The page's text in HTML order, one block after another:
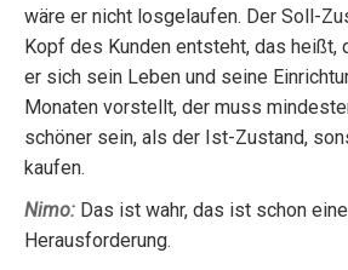
wäre er nicht losgelaufen. Der Soll-
Kopf des Kunden entsteht, das heißt,
er sich sein Leben und seine
Monaten vorstellt, der muss
schöner sein, als der Ist-Zustand,
kaufen.
Nimo: Das ist wahr, das ist schon
Herausforderung.